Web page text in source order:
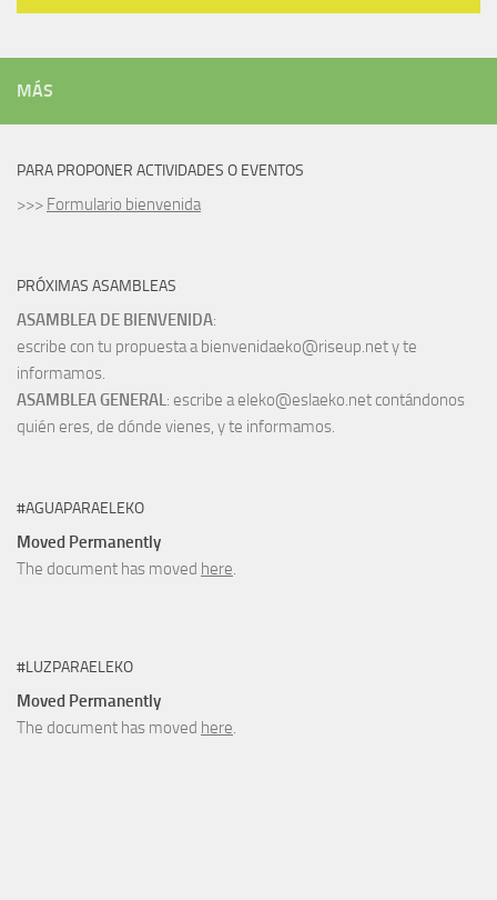
MÁS
PARA PROPONER ACTIVIDADES O EVENTOS
>>> Formulario bienvenida
PRÓXIMAS ASAMBLEAS
ASAMBLEA DE BIENVENIDA:
escribe con tu propuesta a bienvenidaeko@riseup.net y te
informamos.
ASAMBLEA GENERAL: escribe a eleko@eslaeko.net contándonos
quién eres, de dónde vienes, y te informamos.
#AGUAPARAELEKO
Moved Permanently
The document has moved here.
#LUZPARAELEKO
Moved Permanently
The document has moved here.